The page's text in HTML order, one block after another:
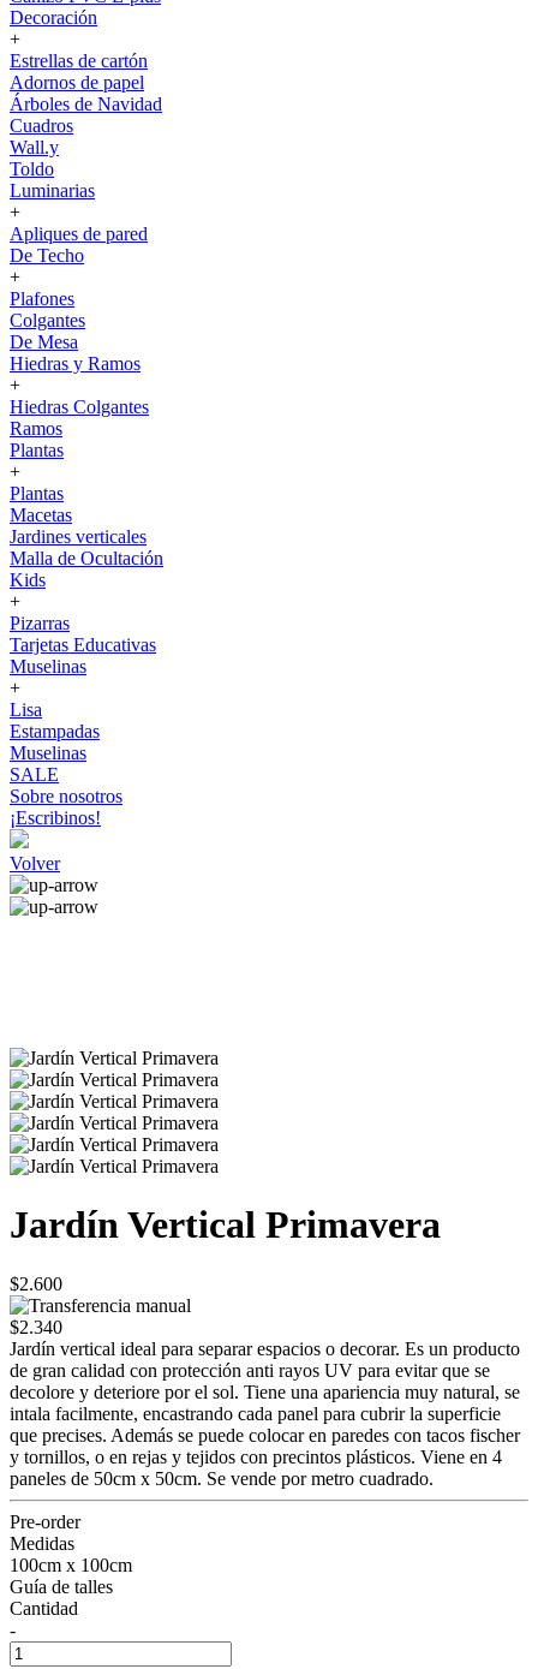
Decoración
+
Estrellas de cartón
Adornos de papel
Árboles de Navidad
Cuadros
Wall.y
Toldo
Luminarias
+
Apliques de pared
De Techo
+
Plafones
Colgantes
De Mesa
Hiedras y Ramos
+
Hiedras Colgantes
Ramos
Plantas
+
Plantas
Macetas
Jardines verticales
Malla de Ocultación
Kids
+
Pizarras
Tarjetas Educativas
Muselinas
+
Lisa
Estampadas
Muselinas
SALE
Sobre nosotros
¡Escribinos!
Volver
Jardín Vertical Primavera
$2.600
$2.340
Jardín vertical ideal para separar espacios o decorar. Es un producto
de gran calidad con protección anti rayos UV para evitar que se
decolore y deteriore por el sol. Tiene una apariencia muy natural, se
intala facilmente, encastrando cada panel para cubrir la superficie
que precises. Además se puede colocar en paredes con tacos fischer
y tornillos, o en rejas y tejidos con precintos plásticos. Viene en 4
paneles de 50cm x 50cm. Se vende por metro cuadrado.
Pre-order
Medidas
100cm x 100cm
Guía de talles
Cantidad
-